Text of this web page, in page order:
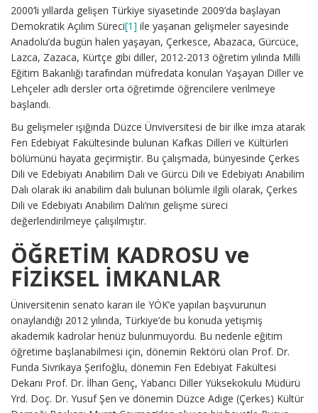
2000’li yıllarda gelişen Türkiye siyasetinde 2009’da başlayan
Demokratik Açılım Süreci[1] ile yaşanan gelişmeler sayesinde
Anadolu’da bugün halen yaşayan, Çerkesce, Abazaca, Gürcüce,
Lazca, Zazaca, Kürtçe gibi diller, 2012-2013 öğretim yılında Milli
Eğitim Bakanlığı tarafından müfredata konulan Yaşayan Diller ve
Lehçeler adlı dersler orta öğretimde öğrencilere verilmeye
başlandı.
Bu gelişmeler ışığında Düzce Ünviversitesi de bir ilke imza atarak
Fen Edebiyat Fakültesinde bulunan Kafkas Dilleri ve Kültürleri
bölümünü hayata geçirmiştir. Bu çalışmada, bünyesinde Çerkes
Dili ve Edebiyatı Anabilim Dalı ve Gürcü Dili ve Edebiyatı Anabilim
Dalı olarak iki anabilim dalı bulunan bölümle ilgili olarak, Çerkes
Dili ve Edebiyatı Anabilim Dalı’nın gelişme süreci
değerlendirilmeye çalışılmıştır.
ÖĞRETİM KADROSU ve
FİZİKSEL İMKANLAR
Üniversitenin senato kararı ile YÖK’e yapılan başvurunun
onaylandığı 2012 yılında, Türkiye’de bu konuda yetişmiş
akademik kadrolar henüz bulunmuyordu. Bu nedenle eğitim
öğretime başlanabilmesi için, dönemin Rektörü olan Prof. Dr.
Funda Sivrikaya Şerifoğlu, dönemin Fen Edebiyat Fakültesi
Dekanı Prof. Dr. İlhan Genç, Yabancı Diller Yüksekokulu Müdürü
Yrd. Doç. Dr. Yusuf Şen ve dönemin Düzce Adıge (Çerkes) Kültür